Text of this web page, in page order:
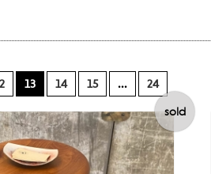
13 14 15 ... 24
sold